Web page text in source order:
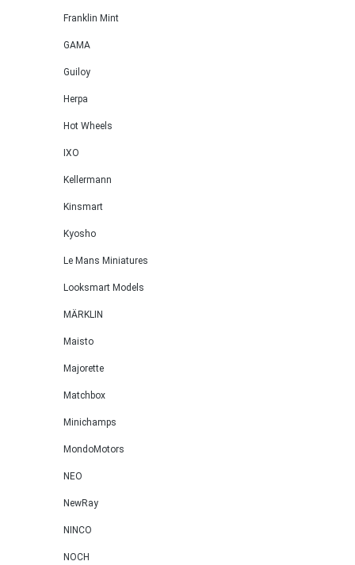
Franklin Mint
GAMA
Guiloy
Herpa
Hot Wheels
IXO
Kellermann
Kinsmart
Kyosho
Le Mans Miniatures
Looksmart Models
MÄRKLIN
Maisto
Majorette
Matchbox
Minichamps
MondoMotors
NEO
NewRay
NINCO
NOCH